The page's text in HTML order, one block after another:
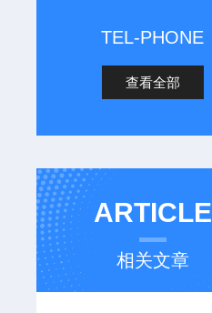
TEL-PHONE
查看全部
ARTICLE
相关文章